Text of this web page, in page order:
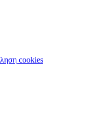
cookies